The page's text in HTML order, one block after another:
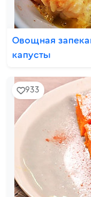
Овощная
капусты
933